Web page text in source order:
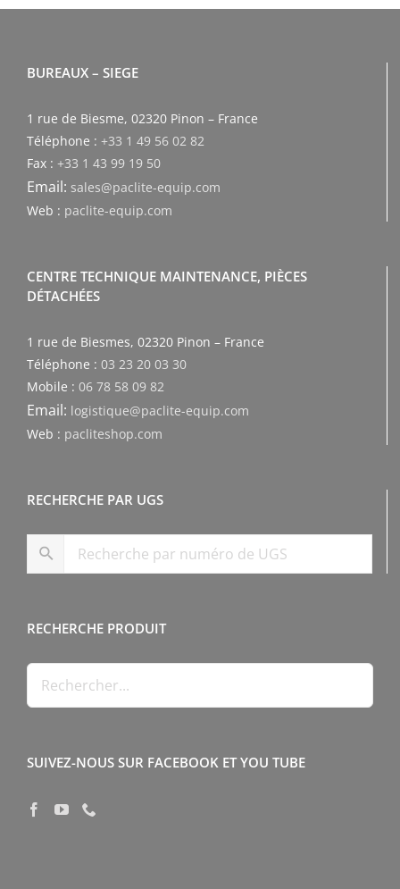
BUREAUX – SIEGE
1 rue de Biesme, 02320 Pinon – France
Téléphone : +33 1 49 56 02 82
Fax : +33 1 43 99 19 50
Email: sales@paclite-equip.com
Web : paclite-equip.com
CENTRE TECHNIQUE MAINTENANCE, PIÈCES
DÉTACHÉES
1 rue de Biesmes, 02320 Pinon – France
Téléphone : 03 23 20 03 30
Mobile : 06 78 58 09 82
Email: logistique@paclite-equip.com
Web : pacliteshop.com
RECHERCHE PAR UGS
RECHERCHE PRODUIT
SUIVEZ-NOUS SUR FACEBOOK ET YOU TUBE